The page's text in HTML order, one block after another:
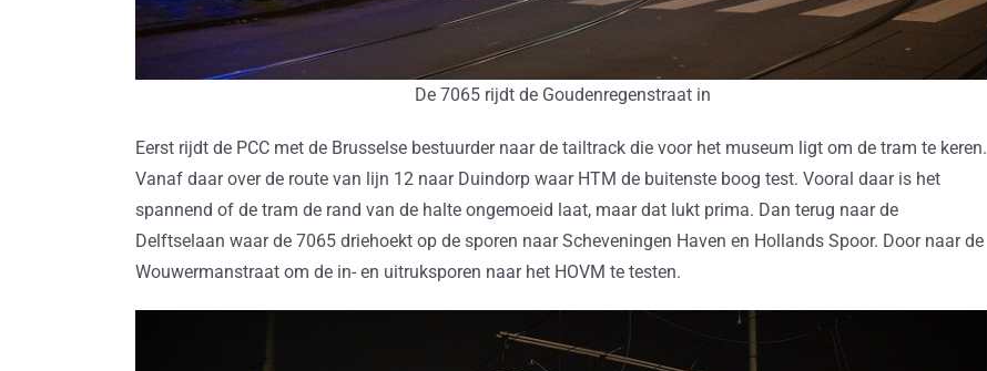
De 7065 rijdt de Goudenregenstraat in
Eerst rijdt de PCC met de Brusselse bestuurder naar de tailtrack die voor het museum ligt om de tram te keren.
Vanaf daar over de route van lijn 12 naar Duindorp waar HTM de buitenste boog test. Vooral daar is het
spannend of de tram de rand van de halte ongemoeid laat, maar dat lukt prima. Dan terug naar de
Delftselaan waar de 7065 driehoekt op de sporen naar Scheveningen Haven en Hollands Spoor. Door naar de
Wouwermanstraat om de in- en uitruksporen naar het HOVM te testen.